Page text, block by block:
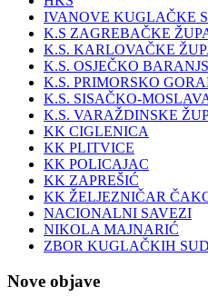
IVANOVE KUGLAČKE
K.S ZAGREBAČKE
K.S. KARLOVAČKE
K.S. OSJEČKO
K.S. PRIMORSKO
K.S. SISAČKO-
K.S. VARAŽDINSKE
KK CIGLENICA
KK PLITVICE
KK POLICAJAC
KK ZAPREŠIĆ
KK ŽELJEZNIČAR
NACIONALNI SAVEZI
NIKOLA MAJNARIĆ
ZBOR KUGLAČKIH
Nove objave